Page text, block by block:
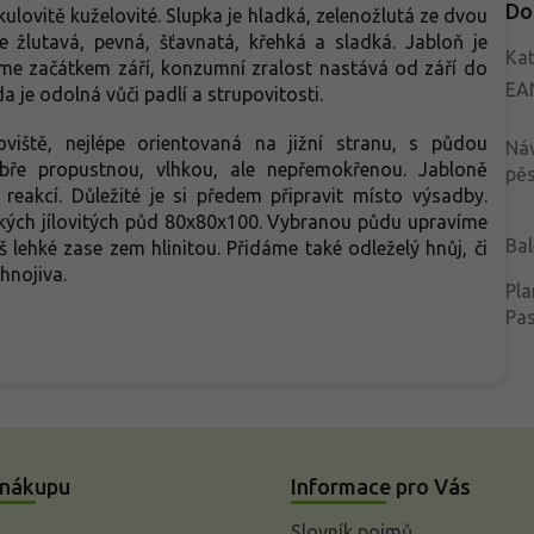
kuželovité. Slupka je hladká, zelenožlutá ze dvou
žlutavá, pevná, šťavnatá, křehká a sladká. Jabloň je
začátkem září, konzumní zralost nastává od září do
je odolná vůči padlí a strupovitosti.
nejlépe orientovaná na jižní stranu, s půdou
propustnou, vlhkou, ale nepřemokřenou. Jabloně
Důležité je si předem připravit místo výsadby.
jílovitých půd 80x80x100. Vybranou půdu upravíme
zase zem hlinitou. Přidáme také odleželý hnůj, či
Informace pro Vás